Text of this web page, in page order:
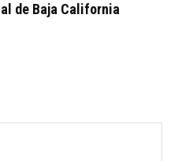
de Baja California